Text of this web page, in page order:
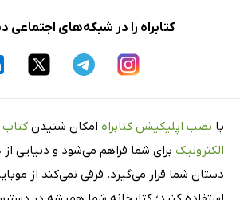
کتابراه را در شبکه‌های اجتماعی
با نصب اپلیکیشن کتابراه امکان شنیدن
الکترونیک برای شما فراهم می‌شود و دنیایی از
دستان شما قرار می‌گیرد. فرقی نمی‌کند از